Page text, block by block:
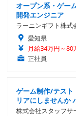
オープン系・ゲー
開発エンジニア
ラーニンギフト株式
愛知県
月給34万円～80
正社員
ゲーム制作/テスト
リアにしませんか
株式会社スタッフサ